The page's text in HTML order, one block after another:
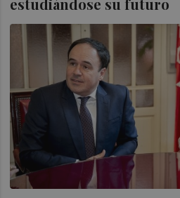
estudiándose su futuro